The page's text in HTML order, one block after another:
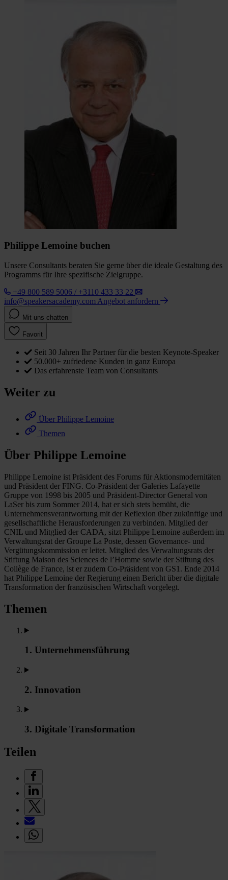
Philippe Lemoine buchen
Unsere Consultants beraten Sie gerne über die ideale Gestaltung des
Programms für Ihre spezifische Zielgruppe.
+49 800 589 5006 / +3110 433 33 22
info@speakersacademy.com Angebot anfordern
Mit uns chatten
Favorit
Seit 30 Jahren Ihr Partner für die besten Keynote-Speaker
50.000+ zufriedene Kunden in ganz Europa
Das erfahrenste Team von Consultants
Weiter zu
Über Philippe Lemoine
Themen
Über Philippe Lemoine
Philippe Lemoine ist Präsident des Forums für Aktionsmodernitäten
und Präsident der FING. Co-Präsident der Galeries Lafayette
Gruppe von 1998 bis 2005 und Präsident-Director General von
LaSer bis zum Sommer 2014, hat er sich stets bemüht, die
Unternehmensverantwortung mit der Reflexion über zukünftige und
gesellschaftliche Herausforderungen zu verbinden. Mitglied der
CNIL und Mitglied der CADA, sitzt Philippe Lemoine außerdem im
Verwaltungsrat der Groupe La Poste, dessen Governance- und
Vergütungskommission er leitet. Mitglied des Verwaltungsrats der
Stiftung Maison des Sciences de l’Homme sowie der Stiftung des
Collège de France, ist er zudem Co-Präsident von GS1. Ende 2014
hat Philippe Lemoine der Regierung einen Bericht über die digitale
Transformation der französischen Wirtschaft vorgelegt.
Themen
1. Unternehmensführung
2. Innovation
3. Digitale Transformation
Teilen